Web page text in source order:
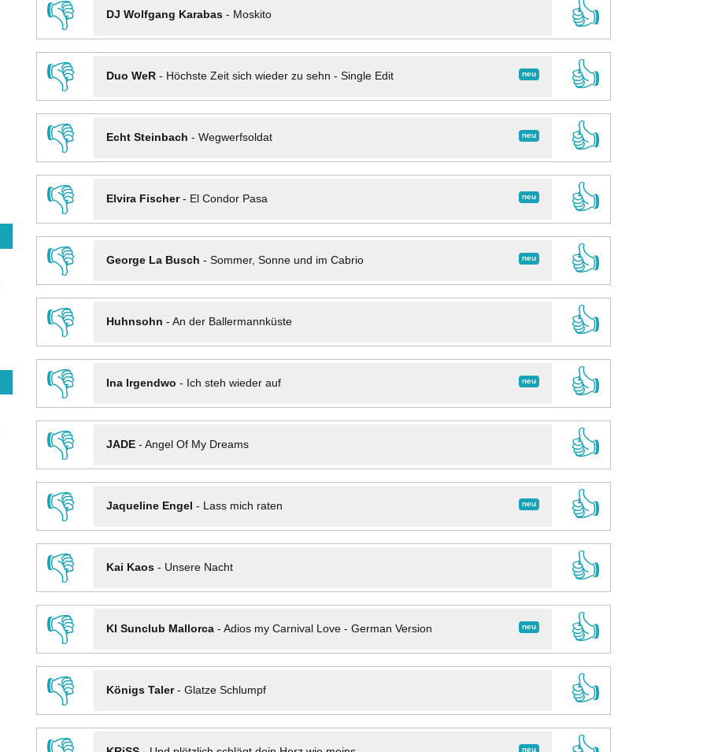
👎
DJ Wolfgang Karabas- Moskito
👍
👎
neu
Duo WeR- Höchste Zeit sich wieder zu sehn - Single Edit
👍
👎
neu
Echt Steinbach - Wegwerfsoldat
👍
👎
neu
Elvira Fischer- El Condor Pasa
👍
👎
neu
George La Busch - Sommer, Sonne und im Cabrio
👍
👎
Huhnsohn - An der Ballermannküste
👍
👎
neu
Ina Irgendwo - Ich steh wieder auf
👍
👎
JADE- Angel Of My Dreams
👍
👎
neu
Jaqueline Engel - Lass mich raten
👍
👎
Kai Kaos- Unsere Nacht
👍
👎
neu
KI Sunclub Mallorca- Adios my Carnival Love - German Version
👍
👎
Königs Taler- Glatze Schlumpf
👍
neu